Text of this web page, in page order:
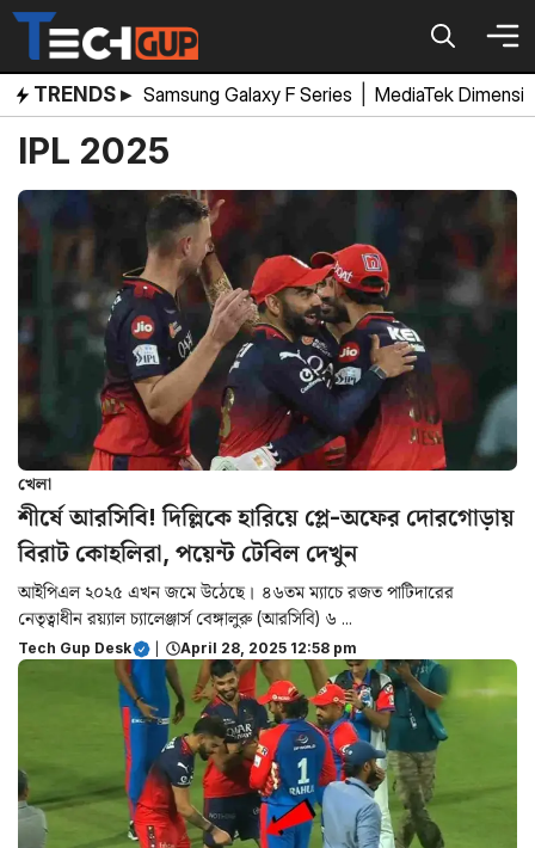
Skip
content
TRENDS ▸ Samsung Galaxy F Series MediaTek
IPL 2025
খেলা
শীর্ষে আরসিবি! দিল্লিকে হারিয়ে প্লে-অফের দোরগোড়ায়
বিরাট কোহলিরা, পয়েন্ট টেবিল দেখুন
আইপিএল ২০২৫ এখন জমে উঠেছে। ৪৬তম ম্যাচে রজত পাটিদারের
নেতৃত্বাধীন রয়্যাল চ্যালেঞ্জার্স বেঙ্গালুরু (আরসিবি) ৬ ...
Tech Gup Desk April 28, 2025 12:58 pm